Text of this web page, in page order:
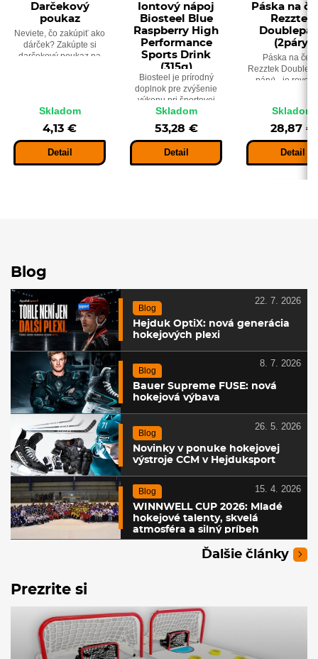
Darčekový
poukaz
Neviete, čo zakúpiť ako
dárček? Zakúpte si
darčekový poukaz na
Skladom
4,13 €
Detail
Iontový nápoj
Biosteel Blue
Raspberry High
Performance
Sports Drink
(315g)
Biosteel je prírodný
doplnok pre zvýšenie
výkonu pri športovej
záťaži. Príchuť: modrá
malina.
Skladom
53,28 €
Detail
Páska na
Rezztek
(2páry)
Páska na
Rezztek
páry) - je
materiálom,
každá vrstva
špeciálne
Skladom
28,87 €
Detail
Blog
Blog
22. 7. 2026
Hejduk OptiX: nová generácia
hokejových plexi
Blog
8. 7. 2026
Bauer Supreme FUSE: nová
hokejová výbava
Blog
26. 5. 2026
Novinky v ponuke hokejovej
výstroje CCM v Hejduksport
Blog 15. 4. 2026
WINNWELL CUP 2026: Mladé
hokejové talenty, skvelá
atmosféra a silný príbeh
Ďalšie články
Prezrite si